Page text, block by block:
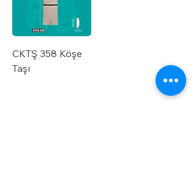
CKTŞ 358 Köşe
Taşı